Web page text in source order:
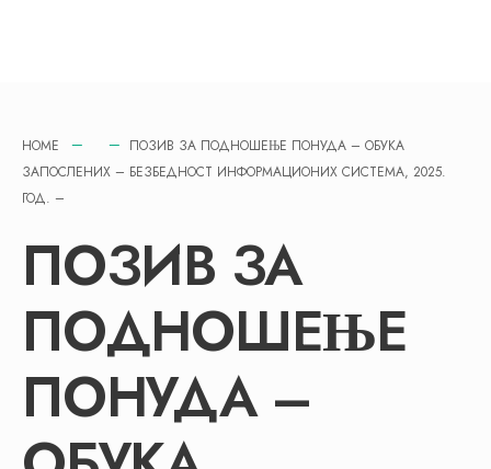
HOME
ПОЗИВ ЗА ПОДНОШЕЊЕ ПОНУДА – ОБУКА
ЗАПОСЛЕНИХ – БЕЗБЕДНОСТ ИНФОРМАЦИОНИХ СИСТЕМА, 2025.
ГОД. –
ПОЗИВ ЗА
ПОДНОШЕЊЕ
ПОНУДА –